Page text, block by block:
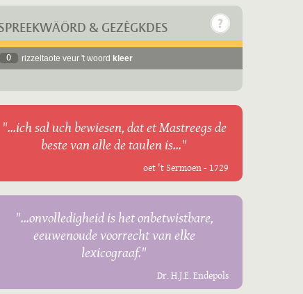
& GEZÈGKDES
0 rizzeltaote veur 't woord kleer
"...ich sal uch bewiesen, dat et Mastreegs de
beste van alle de taulen is..."
oet 't Sermoen - 1729
"...onvolledigheid is het onbetwistbare,
eeuwenoude voorrecht van elke
lexicograaf."
Dr. H.J.E. Endepols